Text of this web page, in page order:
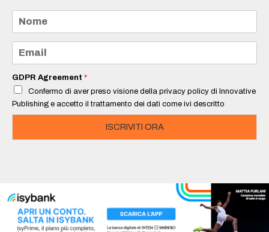
m
e
a
i
*
GDPR Agreement *
Confermo di aver preso visione della privacy policy di Innovative
Publishing e accetto il trattamento dei dati come ivi descritto
ISCRIVITI ORA